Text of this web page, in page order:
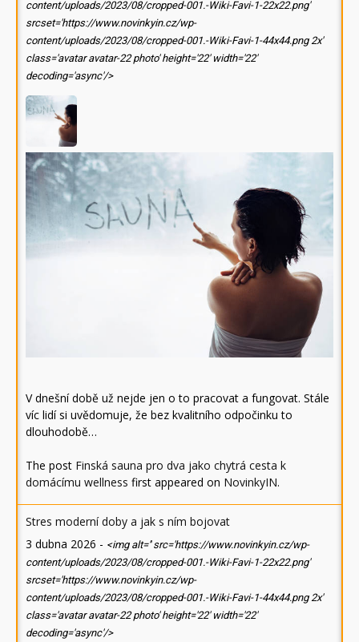
content/uploads/2023/08/cropped-001.-Wiki-Favi-1-22x22.png'
srcset='https://www.novinkyin.cz/wp-
content/uploads/2023/08/cropped-001.-Wiki-Favi-1-44x44.png 2x'
class='avatar avatar-22 photo' height='22' width='22'
decoding='async'/>
V dnešní době už nejde jen o to pracovat a fungovat. Stále
víc lidí si uvědomuje, že bez kvalitního odpočinku to
dlouhodobě…
The post Finská sauna pro dva jako chytrá cesta k
domácímu wellness first appeared on NovinkyIN.
Stres moderní doby a jak s ním bojovat
3 dubna 2026 - <img alt='' src='https://www.novinkyin.cz/wp-
content/uploads/2023/08/cropped-001.-Wiki-Favi-1-22x22.png'
srcset='https://www.novinkyin.cz/wp-
content/uploads/2023/08/cropped-001.-Wiki-Favi-1-44x44.png 2x'
class='avatar avatar-22 photo' height='22' width='22'
decoding='async'/>